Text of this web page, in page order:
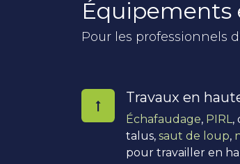
Équipements
Pour les professionnels
Travaux en
Échafaudage, PIRL,
talus, saut de loup,
pour travailler en